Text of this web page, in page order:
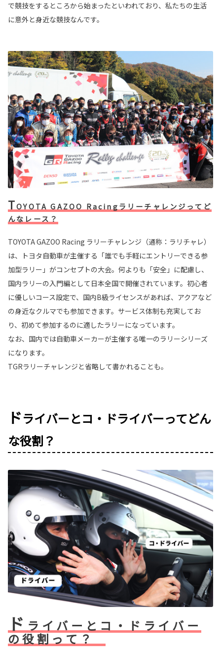
で競技をするところから始まったといわれており、私たちの生活
に意外と身近な競技なんです。
TOYOTA GAZOO Racingラリーチャレンジってど
んなレース？
TOYOTA GAZOO Racing ラリーチャレンジ（通称：ラリチャレ）
は、トヨタ自動車が主催する「誰でも手軽にエントリーできる参
加型ラリー」がコンセプトの大会。何よりも「安全」に配慮し、
国内ラリーの入門編として日本全国で開催されています。初心者
に優しいコース設定で、国内B級ライセンスがあれば、アクアなど
の身近なクルマでも参加できます。サービス体制も充実してお
り、初めて参加するのに適したラリーになっています。
なお、国内では自動車メーカーが主催する唯一のラリーシリーズ
になります。
TGRラリーチャレンジと省略して書かれることも。
ドライバーとコ・ドライバーってどん
な役割？
ド ライバーとコ・ドライバー
の役割って？